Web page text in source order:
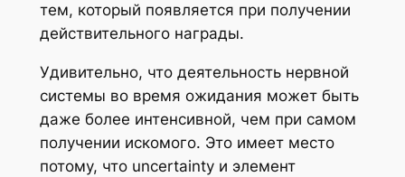
тем, который появляется при получении
действительного награды.
Удивительно, что деятельность нервной
системы во время ожидания может быть
даже более интенсивной, чем при самом
получении искомого. Это имеет место
потому, что uncertainty и элемент